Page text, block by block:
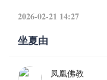
2026-02-21 14:27
坐夏由
凤凰佛教